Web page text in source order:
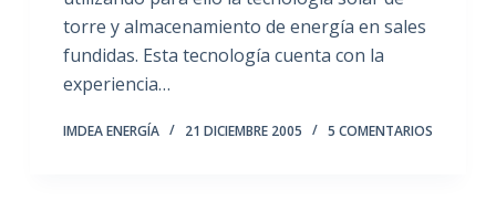
torre y almacenamiento de energía en sales
fundidas. Esta tecnología cuenta con la
experiencia…
IMDEA ENERGÍA 21 DICIEMBRE 2005 5 COMENTARIOS